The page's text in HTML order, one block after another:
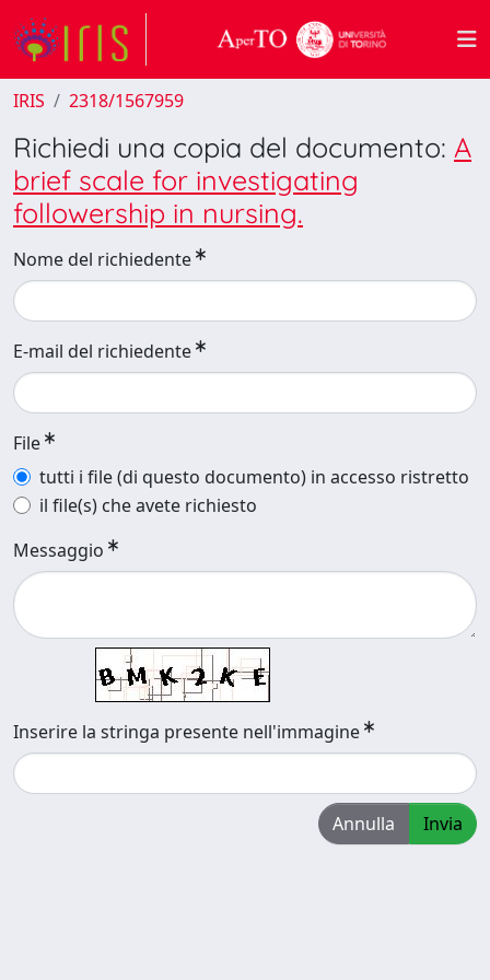
IRIS 2318/1567959
Richiedi una copia del documento: A
brief scale for investigating
followership in nursing.
Nome del richiedente
E-mail del richiedente
File
tutti i file (di questo documento) in accesso ristretto
il file(s) che avete richiesto
Messaggio
Inserire la stringa presente nell'immagine
Annulla Invia